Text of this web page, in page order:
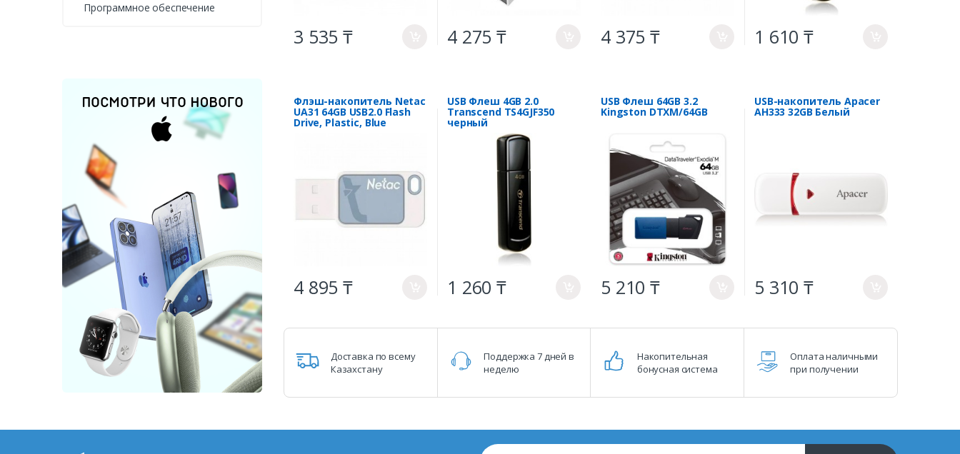
Программное обеспечение
3 535 ₸ 4 275 ₸ 4 375 ₸ 1 610 ₸
Флэш-накопитель Netac
UA31 64GB USB2.0 Flash
Drive, Plastic, Blue
4 895 ₸
USB Флеш 4GB 2.0
Transcend TS4GJF350
черный
1 260 ₸
USB Флеш 64GB 3.2
Kingston DTXM/64GB
5 210 ₸
USB-накопитель Apacer
AH333 32GB Белый
5 310 ₸
Доставка по всему
Казахстану
Поддержка 7 дней в
неделю
Накопительная
бонусная система
Оплата наличными
при получении